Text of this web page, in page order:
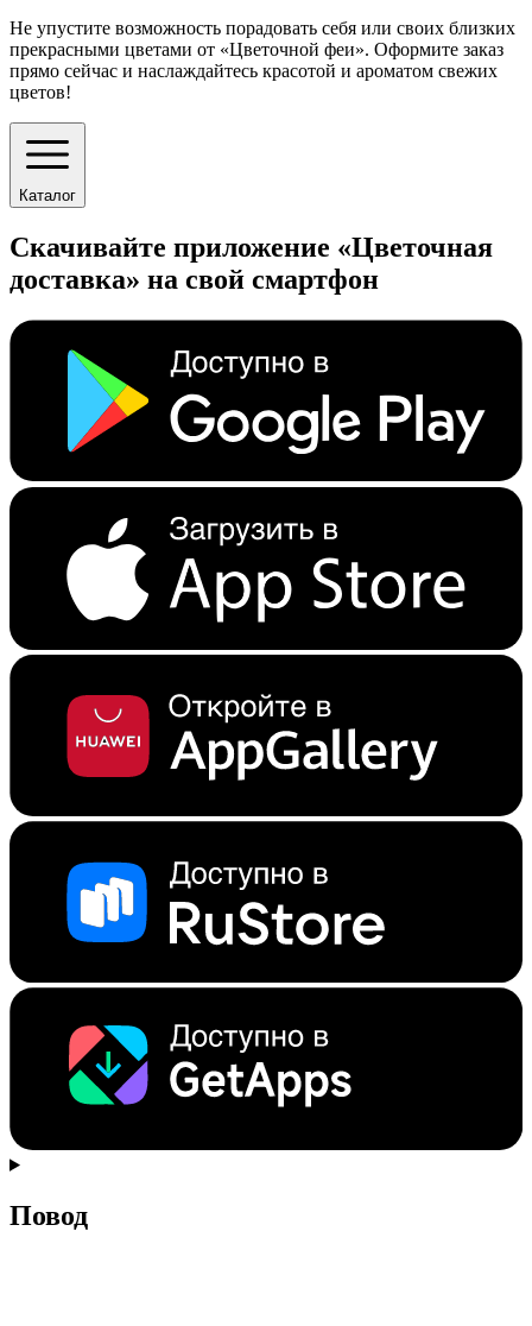
Не упустите возможность порадовать себя или своих близких
прекрасными цветами от «Цветочной феи». Оформите заказ
прямо сейчас и наслаждайтесь красотой и ароматом свежих
цветов!
Каталог
Скачивайте приложение «Цветочная
доставка» на свой смартфон
Повод